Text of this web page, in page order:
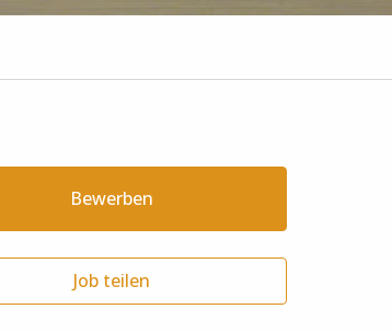
Bewerben
Job teilen